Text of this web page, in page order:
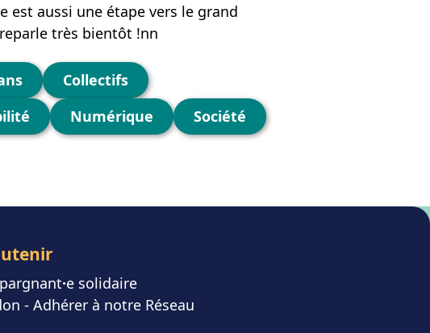
est aussi une étape vers le grand
très bientôt !nn
Collectifs
Numérique
Société
⸱e solidaire
- Adhérer à notre Réseau